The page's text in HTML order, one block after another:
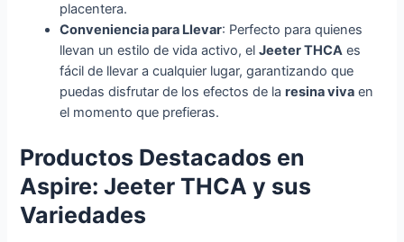
placentera.
Conveniencia para Llevar: Perfecto para quienes
llevan un estilo de vida activo, elJeeter THCA es
fácil de llevar a cualquier lugar, garantizando que
puedas disfrutar de los efectos de laresina viva en
el momento que prefieras.
Productos Destacados en
Aspire: Jeeter THCA y sus
Variedades